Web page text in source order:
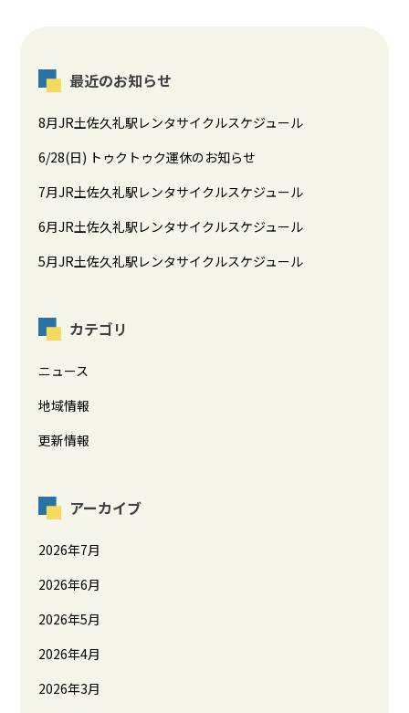
最近のお知らせ
8月JR土佐久礼駅レンタサイクルスケジュール
6/28(日) トゥクトゥク運休のお知らせ
7月JR土佐久礼駅レンタサイクルスケジュール
6月JR土佐久礼駅レンタサイクルスケジュール
5月JR土佐久礼駅レンタサイクルスケジュール
カテゴリ
ニュース
地域情報
更新情報
アーカイブ
2026年7月
2026年6月
2026年5月
2026年4月
2026年3月